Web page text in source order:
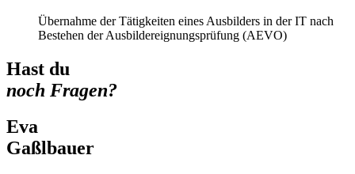
Übernahme der Tätigkeiten eines Ausbilders in der IT nach
Bestehen der Ausbildereignungsprüfung (AEVO)
Hast du
noch Fragen?
Eva
Gaßlbauer